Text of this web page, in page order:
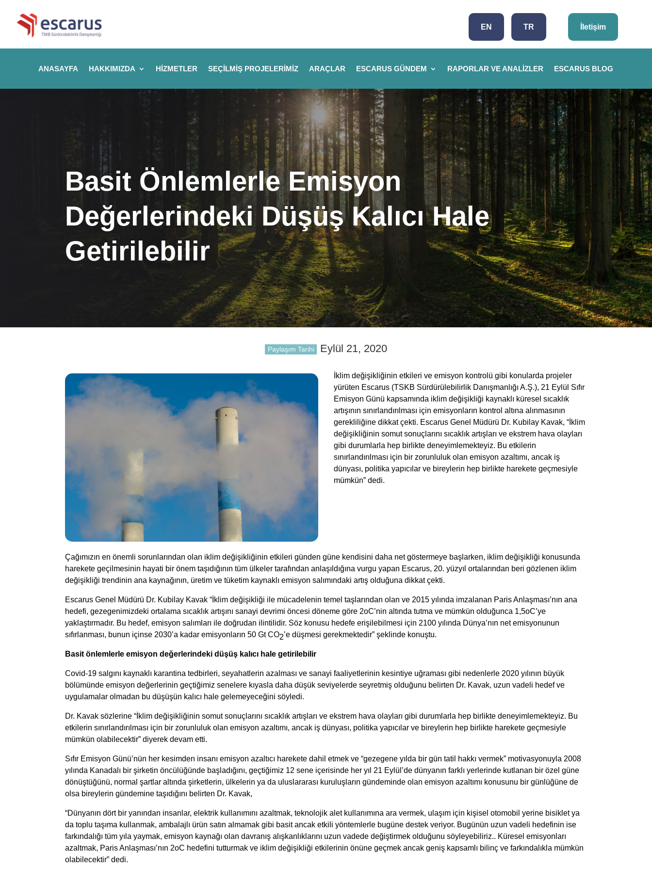
EN TR İletişim
ANASAYFA HAKKIMIZDA HIZMETLER SEÇILMIŞ PROJELERIMIZ ARAÇLAR ESCARUS GÜNDEM RAPORLAR VE ANALIZLER ESCARUS BLOG
Basit Önlemlerle Emisyon
Değerlerindeki Düşüş Kalıcı Hale
Getirilebilir
Paylaşım Tarihi Eylül 21, 2020
İklim değişikliğinin etkileri ve emisyon kontrolü gibi konularda projeler
yürüten Escarus (TSKB Sürdürülebilirlik Danışmanlığı A.Ş.), 21 Eylül Sıfır
Emisyon Günü kapsamında iklim değişikliği kaynaklı küresel sıcaklık
artışının sınırlandırılması için emisyonların kontrol altına alınmasının
gerekliliğine dikkat çekti. Escarus Genel Müdürü Dr. Kubilay Kavak, “İklim
değişikliğinin somut sonuçlarını sıcaklık artışları ve ekstrem hava olayları
gibi durumlarla hep birlikte deneyimlemekteyiz. Bu etkilerin
sınırlandırılması için bir zorunluluk olan emisyon azaltımı, ancak iş
dünyası, politika yapıcılar ve bireylerin hep birlikte harekete geçmesiyle
mümkün” dedi.
Çağımızın en önemli sorunlarından olan iklim değişikliğinin etkileri günden güne kendisini daha net göstermeye başlarken, iklim değişikliği konusunda
harekete geçilmesinin hayati bir önem taşıdığının tüm ülkeler tarafından anlaşıldığına vurgu yapan Escarus, 20. yüzyıl ortalarından beri gözlenen iklim
değişikliği trendinin ana kaynağının, üretim ve tüketim kaynaklı emisyon salımındaki artış olduğuna dikkat çekti.
Escarus Genel Müdürü Dr. Kubilay Kavak “İklim değişikliği ile mücadelenin temel taşlarından olan ve 2015 yılında imzalanan Paris Anlaşması’nın ana
hedefi, gezegenimizdeki ortalama sıcaklık artışını sanayi devrimi öncesi döneme göre 2oC’nin altında tutma ve mümkün olduğunca 1,5oC’ye
yaklaştırmadır. Bu hedef, emisyon salımları ile doğrudan ilintilidir. Söz konusu hedefe erişilebilmesi için 2100 yılında Dünya’nın net emisyonunun
sıfırlanması, bunun içinse 2030’a kadar emisyonların 50 Gt CO2’e düşmesi gerekmektedir” şeklinde konuştu.
Basit önlemlerle emisyon değerlerindeki düşüş kalıcı hale getirilebilir
Covid-19 salgını kaynaklı karantina tedbirleri, seyahatlerin azalması ve sanayi faaliyetlerinin kesintiye uğraması gibi nedenlerle 2020 yılının büyük
bölümünde emisyon değerlerinin geçtiğimiz senelere kıyasla daha düşük seviyelerde seyretmiş olduğunu belirten Dr. Kavak, uzun vadeli hedef ve
uygulamalar olmadan bu düşüşün kalıcı hale gelemeyeceğini söyledi.
Dr. Kavak sözlerine “İklim değişikliğinin somut sonuçlarını sıcaklık artışları ve ekstrem hava olayları gibi durumlarla hep birlikte deneyimlemekteyiz. Bu
etkilerin sınırlandırılması için bir zorunluluk olan emisyon azaltımı, ancak iş dünyası, politika yapıcılar ve bireylerin hep birlikte harekete geçmesiyle
mümkün olabilecektir” diyerek devam etti.
Sıfır Emisyon Günü’nün her kesimden insanı emisyon azaltıcı harekete dahil etmek ve “gezegene yılda bir gün tatil hakkı vermek” motivasyonuyla 2008
yılında Kanadalı bir şirketin öncülüğünde başladığını, geçtiğimiz 12 sene içerisinde her yıl 21 Eylül’de dünyanın farklı yerlerinde kutlanan bir özel güne
dönüştüğünü, normal şartlar altında şirketlerin, ülkelerin ya da uluslararası kuruluşların gündeminde olan emisyon azaltımı konusunu bir günlüğüne de
olsa bireylerin gündemine taşıdığını belirten Dr. Kavak,
“Dünyanın dört bir yanından insanlar, elektrik kullanımını azaltmak, teknolojik alet kullanımına ara vermek, ulaşım için kişisel otomobil yerine bisiklet ya
da toplu taşıma kullanmak, ambalajlı ürün satın almamak gibi basit ancak etkili yöntemlerle bugüne destek veriyor. Bugünün uzun vadeli hedefinin ise
farkındalığı tüm yıla yaymak, emisyon kaynağı olan davranış alışkanlıklarını uzun vadede değiştirmek olduğunu söyleyebiliriz.. Küresel emisyonları
azaltmak, Paris Anlaşması’nın 2oC hedefini tutturmak ve iklim değişikliği etkilerinin önüne geçmek ancak geniş kapsamlı bilinç ve farkındalıkla mümkün
olabilecektir” dedi.